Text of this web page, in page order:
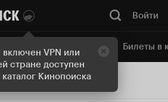
включен VPN или
стране доступен
каталог Кинопоиска
Войти
Онлайн-кинотеатр Билеты в